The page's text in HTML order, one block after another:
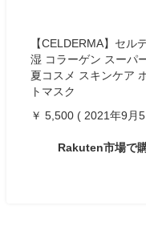
【CELDERMA】セ
湿 コラーゲン スーパ
夏コスメ スキンケア
トマスク
￥ 5,500 ( 2021年9月
Rakuten市場で